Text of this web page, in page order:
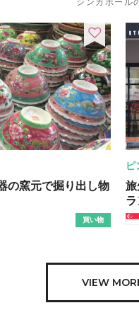
の窯元で掘り出し物
買い物
ピ
旅
VIEW